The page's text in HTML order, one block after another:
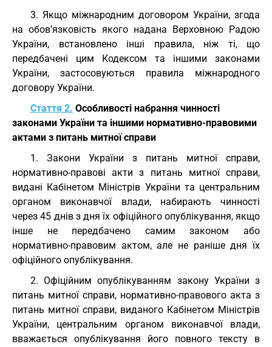
3. Якщо міжнародним договором України, згода
на обов’язковість якого надана Верховною Радою
України, встановлено інші правила, ніж ті, що
передбачені цим Кодексом та іншими законами
України, застосовуються правила міжнародного
договору України.
Стаття 2. Особливості набрання чинності
законами України та іншими нормативно-правовими
актами з питань митної справи
1. Закони України з питань митної справи,
нормативно-правові акти з питань митної справи,
видані Кабінетом Міністрів України та центральним
органом виконавчої влади, набирають чинності
через 45 днів з дня їх офіційного опублікування, якщо
інше не передбачено самим законом або
нормативно-правовим актом, але не раніше дня їх
офіційного опублікування.
2. Офіційним опублікуванням закону України з
питань митної справи, нормативно-правового акта з
питань митної справи, виданого Кабінетом Міністрів
України, центральним органом виконавчої влади,
вважається опублікування його повного тексту в